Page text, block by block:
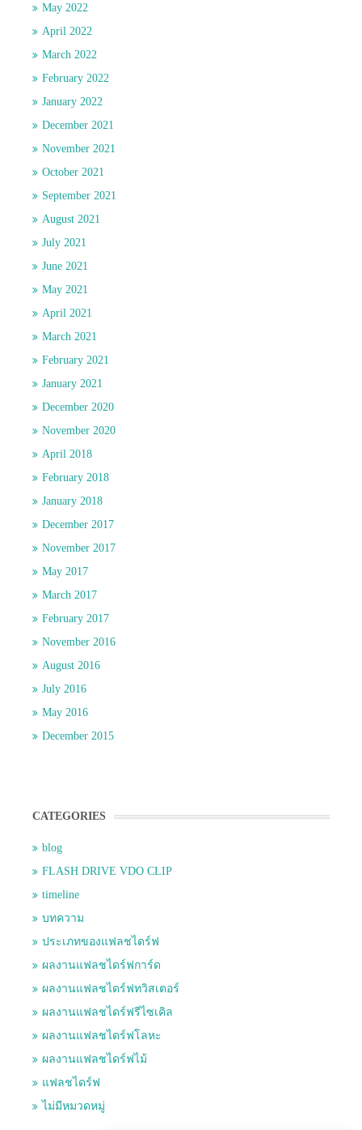
May 2022
April 2022
March 2022
February 2022
January 2022
December 2021
November 2021
October 2021
September 2021
August 2021
July 2021
June 2021
May 2021
April 2021
March 2021
February 2021
January 2021
December 2020
November 2020
April 2018
February 2018
January 2018
December 2017
November 2017
May 2017
March 2017
February 2017
November 2016
August 2016
July 2016
May 2016
December 2015
CATEGORIES
blog
FLASH DRIVE VDO CLIP
timeline
บทความ
ประเภทของแฟลชไดร์ฟ
ผลงานแฟลชไดร์ฟการ์ด
ผลงานแฟลชไดร์ฟทวิสเตอร์
ผลงานแฟลชไดร์ฟรีไซเคิล
ผลงานแฟลชไดร์ฟโลหะ
ผลงานแฟลชไดร์ฟไม้
แฟลชไดร์ฟ
ไม่มีหมวดหมู่